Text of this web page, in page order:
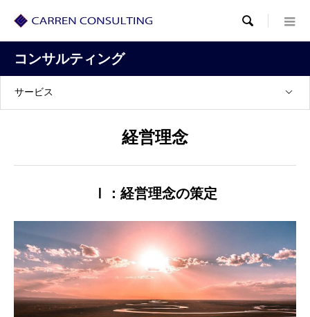

コンサルティング
サービス
経営理念
Ⅰ：経営理念の策定